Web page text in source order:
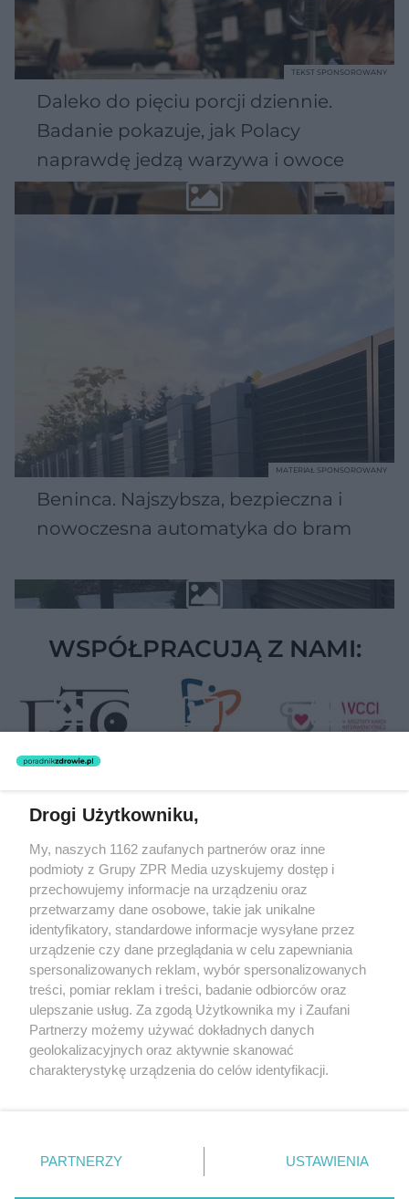
Daleko do pięciu porcji dziennie.
Badanie pokazuje, jak Polacy
naprawdę jedzą warzywa i owoce
TEKST SPONSOROWANY
Beninca. Najszybsza, bezpieczna i
nowoczesna automatyka do bram
MATERIAŁ SPONSOROWANY
WSPÓŁPRACUJĄ Z NAMI:
Żaden utwór zamieszczony w serwisie nie może być powielany i
rozpowszechniany lub dalej rozpowszechniany w jakikolwiek sposób
(w tym także elektroniczny lub mechaniczny) na jakimkolwiek polu
eksploatacji w jakiejkolwiek formie, włącznie z umieszczaniem w
Internecie bez pisemnej zgody właściciela praw. Jakiekolwiek użycie
lub wykorzystanie utworów w całości lub w części z naruszeniem
prawa, tzn. bez właściwej zgody, jest zabronione pod groźbą kary i
może być ścigane prawnie.
O nas
Drogi Użytkowniku,
My, naszych 1162 zaufanych partnerów oraz inne
podmioty z Grupy ZPR Media uzyskujemy dostęp i
przechowujemy informacje na urządzeniu oraz
przetwarzamy dane osobowe, takie jak unikalne
identyfikatory, standardowe informacje wysyłane przez
urządzenie czy dane przeglądania w celu zapewniania
spersonalizowanych reklam, wybór spersonalizowanych
treści, pomiar reklam i treści, badanie odbiorców oraz
ulepszanie usług. Za zgodą Użytkownika my i Zaufani
Partnerzy możemy używać dokładnych danych
geolokalizacyjnych oraz aktywnie skanować
charakterystykę urządzenia do celów identyfikacji.
zmienić/wycofać klikając przycisk ustawień prywatności
znajdujący się w lewym dolnym rogu strony
rodzaje przetwarzania danych nie wymagają zgody
PARTNERZY USTAWIENIA